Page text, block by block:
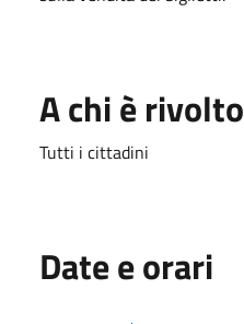
A chi è rivolto
Tutti i cittadini
Date e orari